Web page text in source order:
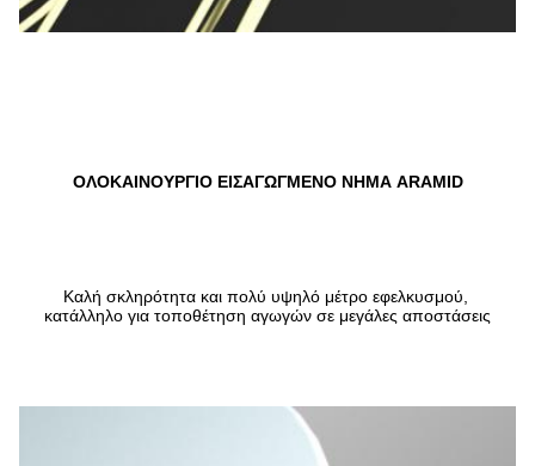
ΟΛΟΚΑΙΝΟΥΡΓΙΟ ΕΙΣΑΓΩΓΜΕΝΟ ΝΗΜΑ ARAMID
Καλή σκληρότητα και πολύ υψηλό μέτρο εφελκυσμού,
κατάλληλο για τοποθέτηση αγωγών σε μεγάλες αποστάσεις